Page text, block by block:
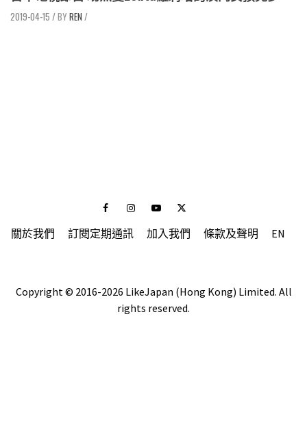
2019-04-15 / REN /
FacebookInstagramYoutubeTwitter
關於我們 訂閱定期通訊 加入我們 條款及聲明 EN
Copyright © 2016-2026 LikeJapan (Hong Kong) Limited. All
rights reserved.